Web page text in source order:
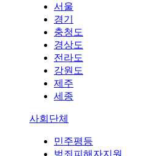
서울
경기
충청도
경상도
전라도
강원도
제주
세종
사회단체
민주평등
범죄피해자지원